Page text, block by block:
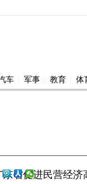
车 军事 教育 体
省促进民营经济